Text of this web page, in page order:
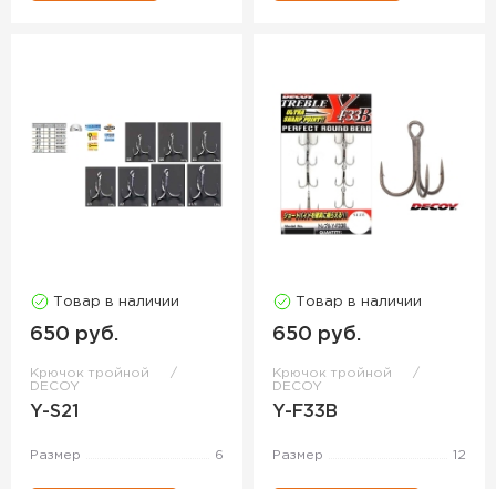
Товар в наличии
650 руб.
Крючок тройной
DECOY
Y-S21
Размер 6
Товар в наличии
650 руб.
Крючок тройной
DECOY
Y-F33B
Размер 12